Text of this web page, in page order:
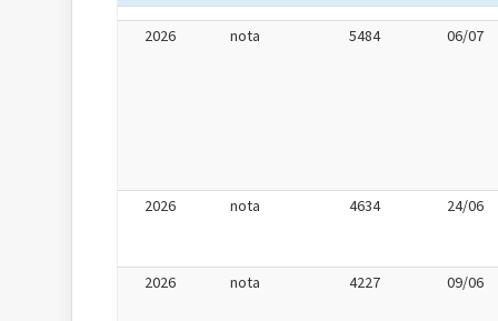
2026 nota 5484 06/07
2026 nota 4634 24/06
2026 nota 4227 09/06